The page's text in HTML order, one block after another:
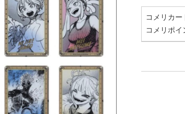
コメリカ
コメリポイ